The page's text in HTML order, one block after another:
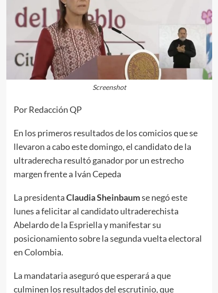
Screenshot
Por Redacción QP
En los primeros resultados de los comicios que se
llevaron a cabo este domingo, el candidato de la
ultraderecha resultó ganador por un estrecho
margen frente a Iván Cepeda
La presidentaClaudia Sheinbaumse negó este
lunes a felicitar al candidato ultraderechista
Abelardo de la Espriella y manifestar su
posicionamiento sobre la segunda vuelta electoral
en Colombia.
La mandataria aseguró que esperará a que
culminen los resultados del escrutinio, que